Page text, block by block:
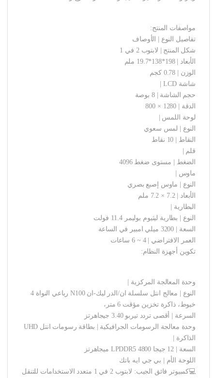
مواصفات المنتج:
تفاصيل النوع | الأوصاف
شكل المنتج | لابتوب 2 في 1
الأبعاد | 198*138*19.7 ملم
الوزن | 0.78 كجم
شاشة LCD |
حجم الشاشة | 8 بوصة
الدقة | 1280 × 800
لوحة اللمس |
النوع | لمس سعوي
النقاط | 10 نقاط
قلم |
الضغط | مستوى ضغط 4096
ماوس |
النوع | ماوس إصبع بصري
الأبعاد | 7.2 × 7.2 ملم
البطارية |
النوع | بطارية ليثيوم بوليمر 11.4 فولت
السعة | 3200 ميلي امبير في الساعة
العمر الافتراضي | 4 ~ 6 ساعات
تكوين أجهزة النظام:
وحدة المعالجة المركزية |
النوع | معالج انتل سلسلة ان/الدر ليك-ان N100 رباعي النواة 4
خيوط، ذاكرة تخزين مؤقت 6 متر،
السرعة | أقصى تردد تيربو 3.40 جيجاهرتز
وحدة معالجة الرسومات الجرافيكية | بطاقة رسومات انتل UHD
الذاكرة |
السعة | 12 جيجا LPDDR5 4800 ميجاهرتز
اللوحة الأم | بي جي ايه باتك
💻كمبيوتر فائق الجيب: لابتوب 2 في 1 متعدد الاستخدامات للتنقل